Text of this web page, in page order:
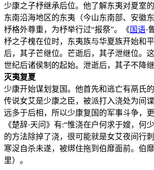
少康之子杼继承后位。他了解东夷对夏室
东南沿海地区的东夷（今山东南部、安徽
杼格外尊重，为杼举行过“报祭”。《 国语·
杼之子槐在位时，东夷族与华夏族开始和
后，其子芒继位。芒逝后，其子泄继位。
世纪后诸侯制的起始。泄逝后，其子不降
灭夷复夏
少康开始谋划复国。他首先和逃亡有鬲氏
传说女艾是少康之臣，被派打入浇处为间
远多于后相，所以少康复国的军事斗争，
《楚辞·天问》有:“惟浇在户何求于嫂，
的方法除掉了浇，很可能就是女艾夜间行
寒浞自杀未遂，被绑住拖到伯靡面前。伯
里）。